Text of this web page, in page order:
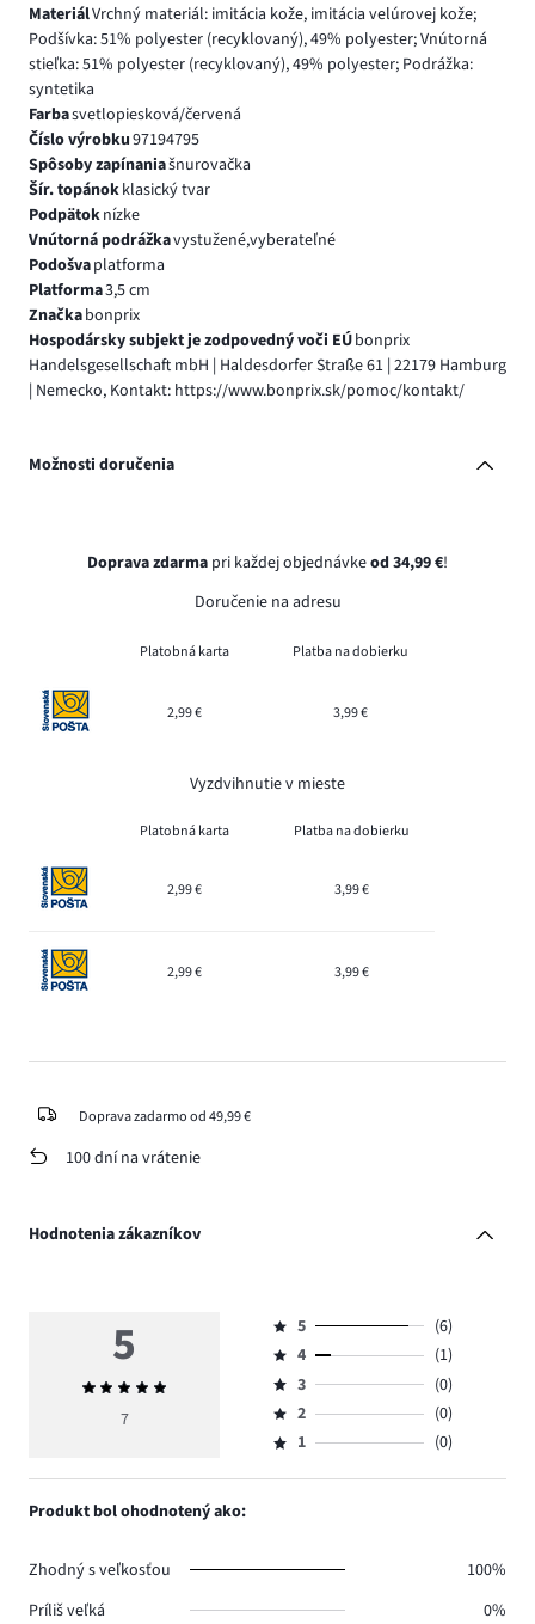
MateriálVrchný materiál: imitácia kože, imitácia velúrovej kože;
Podšívka: 51% polyester (recyklovaný), 49% polyester; Vnútorná
stieľka: 51% polyester (recyklovaný), 49% polyester; Podrážka:
syntetika
Farbasvetlopiesková/červená
Číslo výrobku97194795
Spôsoby zapínaniašnurovačka
Šír. topánokklasický tvar
Podpätoknízke
Vnútorná podrážkavystužené,vyberateľné
Podošvaplatforma
Platforma3,5 cm
Značkabonprix
Hospodársky subjekt je zodpovedný voči EÚbonprix
Handelsgesellschaft mbH | Haldesdorfer Straße 61 | 22179 Hamburg
| Nemecko, Kontakt: https://www.bonprix.sk/pomoc/kontakt/
Možnosti doručenia
Doprava zdarma pri každej objednávkeod 34,99 €!
Doručenie na adresu
Platobná karta Platba na dobierku
2,99 € 3,99 €
Vyzdvihnutie v mieste
Platobná karta Platba na dobierku
2,99 € 3,99 €
2,99 € 3,99 €
Doprava zadarmo od 49,99 €
100 dní na vrátenie
Hodnotenia zákazníkov
5
Priemerné
hodnotenie
7
Hodnotenie
5,
počet
hlasov
6.
5
(6)
Hodnotenie
4,
počet
hlasov
4
(1)
Hodnotenie
3,
počet
3
(0)
Hodnotenie
2,
2
(0)
Hodnotenie
1,
1 (0)
Produkt bol ohodnotený ako:
Zhodný s veľkosťou
100%
Príliš veľká
0%